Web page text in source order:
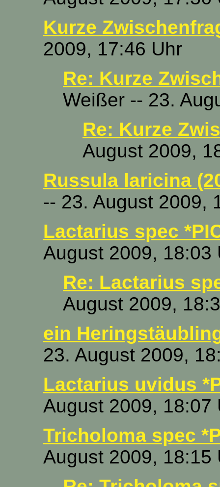
Kurze
2009, 17:46 Uhr
Re: Kurze
Weißer -- 23.
Re: Kurze
August 2009,
Russula laricina
-- 23. August 2009,
Lactarius spec
August 2009, 18:03
Re: Lactarius
August 2009,
ein
23. August 2009,
Lactarius uvidus
August 2009, 18:07
Tricholoma spec
August 2009, 18:15